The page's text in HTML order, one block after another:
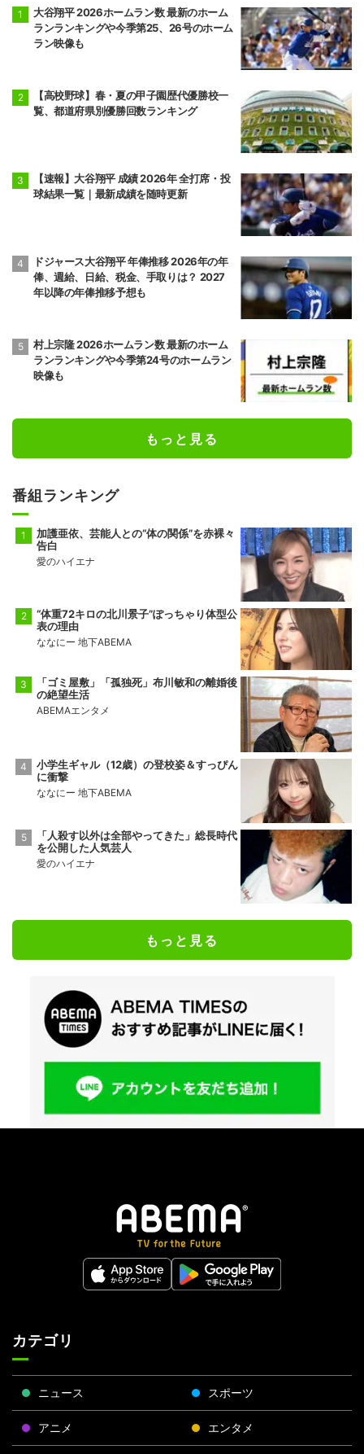
大谷翔平 2026ホームラン数 最新のホーム
ランランキングや今季第25、26号のホーム
ラン映像も
【高校野球】春・夏の甲子園歴代優勝校一
覧、都道府県別優勝回数ランキング
【速報】大谷翔平 成績 2026年 全打席・投
球結果一覧｜最新成績を随時更新
ドジャース大谷翔平 年俸推移 2026年の年
俸、週給、日給、税金、手取りは？ 2027
年以降の年俸推移予想も
村上宗隆 2026ホームラン数 最新のホーム
ランランキングや今季第24号のホームラン
映像も
もっと見る
番組ランキング
加護亜依、芸能人との“体の関係”を赤裸々
告白
愛のハイエナ
“体重72キロの北川景子”ぽっちゃり体型公
表の理由
ななにー 地下ABEMA
「ゴミ屋敷」「孤独死」布川敏和の離婚後
の絶望生活
ABEMAエンタメ
小学生ギャル（12歳）の登校姿＆すっぴん
に衝撃
ななにー 地下ABEMA
「人殺す以外は全部やってきた」総長時代
を公開した人気芸人
愛のハイエナ
もっと見る
カテゴリ
ニュース スポーツ
アニメ エンタメ